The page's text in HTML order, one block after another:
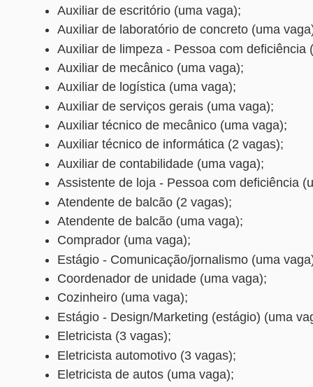
Auxiliar de escritório (uma vaga);
Auxiliar de laboratório de concreto (uma
Auxiliar de limpeza - Pessoa com deficiência
Auxiliar de mecânico (uma vaga);
Auxiliar de logística (uma vaga);
Auxiliar de serviços gerais (uma vaga);
Auxiliar técnico de mecânico (uma vaga);
Auxiliar técnico de informática (2 vagas);
Auxiliar de contabilidade (uma vaga);
Assistente de loja - Pessoa com deficiência
Atendente de balcão (2 vagas);
Atendente de balcão (uma vaga);
Comprador (uma vaga);
Estágio - Comunicação/jornalismo (uma
Coordenador de unidade (uma vaga);
Cozinheiro (uma vaga);
Estágio - Design/Marketing (estágio) (uma
Eletricista (3 vagas);
Eletricista automotivo (3 vagas);
Eletricista de autos (uma vaga);